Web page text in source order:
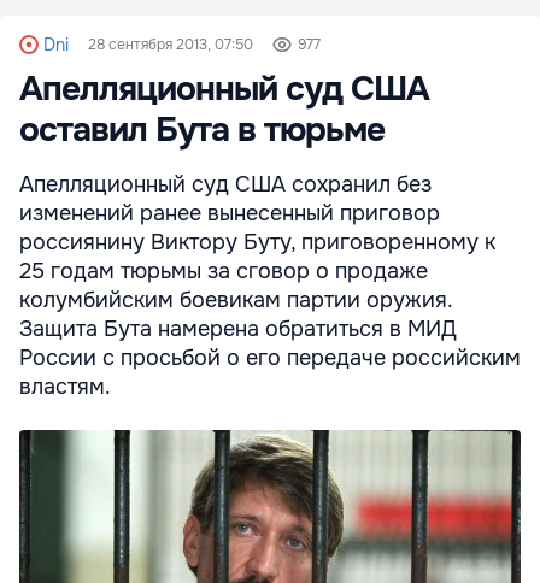
Dni 28 сентября 2013, 07:50 977
Апелляционный суд США
оставил Бута в тюрьме
Апелляционный суд США сохранил без
изменений ранее вынесенный приговор
россиянину Виктору Буту, приговоренному к
25 годам тюрьмы за сговор о продаже
колумбийским боевикам партии оружия.
Защита Бута намерена обратиться в МИД
России с просьбой о его передаче российским
властям.